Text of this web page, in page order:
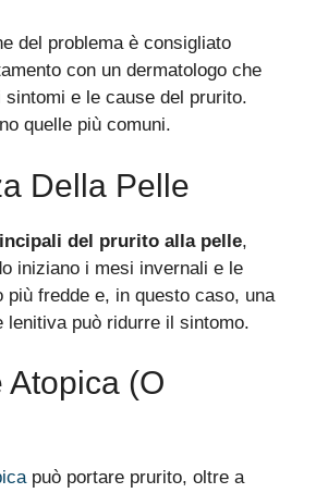
del problema è consigliato
con un dermatologo che
sintomi e le cause del prurito.
quelle più comuni.
Della Pelle
del prurito alla pelle,
iniziano i mesi invernali e le
più fredde e, in questo caso, una
lenitiva può ridurre il sintomo.
Atopica (o
può portare prurito, oltre a